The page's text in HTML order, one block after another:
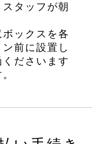
タッフが朝
ックスを各
前に設置し
ださいます